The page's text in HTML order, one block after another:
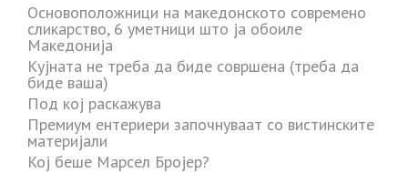
Основоположници на македонското современо
сликарство, 6 уметници што ја обоиле
Македонија
Кујната не треба да биде совршена (треба да
биде ваша)
Под кој раскажува
Премиум ентериери започнуваат со вистинските
материјали
Кој беше Марсел Бројер?